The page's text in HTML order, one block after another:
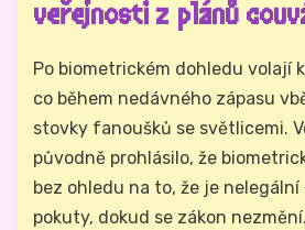
veřejnosti z plánů
Autor Hynek Trojánek
Po biometrickém dohledu volají
co během nedávného zápasu
stovky fanoušků se světlicemi.
původně prohlásilo, že
bez ohledu na to, že je
pokuty, dokud se zákon nezmění.